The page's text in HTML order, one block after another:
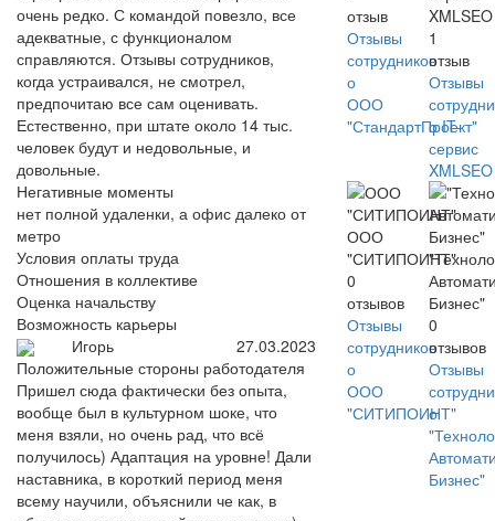
очень редко. С командой повезло, все
адекватные, с функционалом
справляются. Отзывы сотрудников,
когда устраивался, не смотрел,
предпочитаю все сам оценивать.
Естественно, при штате около 14 тыс.
человек будут и недовольные, и
довольные.
Негативные моменты
нет полной удаленки, а офис далеко от
метро
Условия оплаты труда
Отношения в коллективе
Оценка начальству
Возможность карьеры
Игорь
27.03.2023
Положительные стороны работодателя
Пришел сюда фактически без опыта,
вообще был в культурном шоке, что
меня взяли, но очень рад, что всё
получилось) Адаптация на уровне! Дали
наставника, в короткий период меня
всему научили, объяснили че как, в
отзыв
Отзывы
сотрудников
о
ООО
"СтандартПроект"
XMLSEO
1
отзыв
Отзывы
о IT-
сервис
XMLSEO
ООО
"СИТИПОИНТ"
0
отзывов
Отзывы
сотрудников
о
ООО
"СИТИПОИНТ"
Бизнес"
0
отзывов
Отзывы
о
Бизнес"